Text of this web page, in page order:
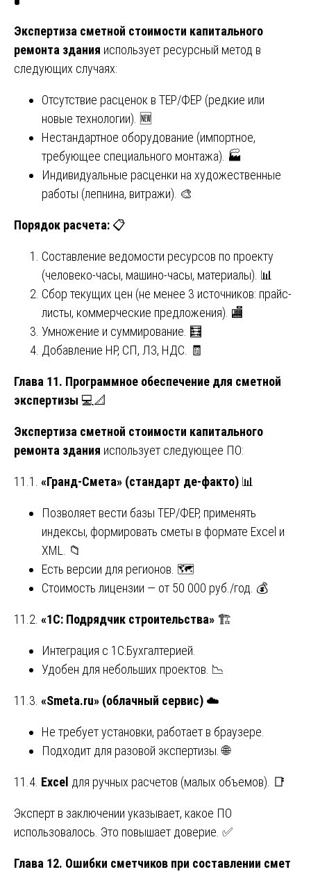
Экспертиза сметной стоимости капитального
ремонта здания использует ресурсный метод в
следующих случаях:
Отсутствие расценок в ТЕР/ФЕР (редкие или
новые технологии). 🆕
Нестандартное оборудование (импортное,
требующее специального монтажа). 🏭
Индивидуальные расценки на художественные
работы (лепнина, витражи). 🎨
Порядок расчета: 📋
Составление ведомости ресурсов по проекту
(человеко-часы, машино-часы, материалы). 📊
Сбор текущих цен (не менее 3 источников: прайс-
листы, коммерческие предложения). 🏬
Умножение и суммирование. 🧮
Добавление НР, СП, ЛЗ, НДС. 🧾
Глава 11. Программное обеспечение для сметной
экспертизы 💻📐
Экспертиза сметной стоимости капитального
ремонта здания использует следующее ПО:
11.1. «Гранд-Смета» (стандарт де-факто) 📊
Позволяет вести базы ТЕР/ФЕР, применять
индексы, формировать сметы в формате Excel и
XML. 📁
Есть версии для регионов. 🗺️
Стоимость лицензии — от 50 000 руб./год. 💰
11.2. «1С: Подрядчик строительства» 🏗️
Интеграция с 1С:Бухгалтерией.
Удобен для небольших проектов. 📉
11.3. «Smeta.ru» (облачный сервис) ☁️
Не требует установки, работает в браузере.
Подходит для разовой экспертизы. 🌐
11.4. Excel для ручных расчетов (малых объемов). 📑
Эксперт в заключении указывает, какое ПО
использовалось. Это повышает доверие. ✅
Глава 12. Ошибки сметчиков при составлении смет